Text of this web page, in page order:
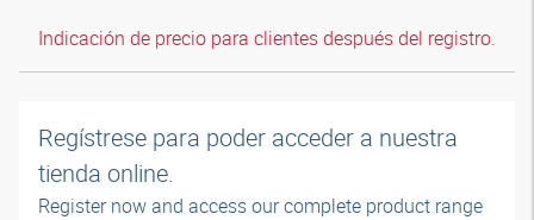
Indicación de precio para clientes después del registro.
Regístrese para poder acceder a nuestra
tienda online.
Register now and access our complete product range